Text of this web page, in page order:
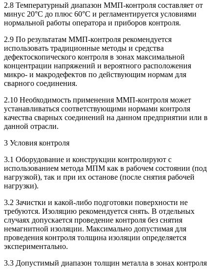
2.8 Температурный диапазон ММП-контроля составляет от
минус 20°С до плюс 60°С и регламентируется условиями
нормальной работы оператора и приборов контроля.
2.9 По результатам ММП-контроля рекомендуется
использовать традиционные методы и средства
дефектоскопического контроля в зонах максимальной
концентрации напряжений и вероятного расположения
микро- и макродефектов по действующим нормам для
сварного соединения.
2.10 Необходимость применения ММП-контроля может
устанавливаться соответствующими нормами контроля
качества сварных соединений на данном предприятии или в
данной отрасли.
3 Условия контроля
3.1 Оборудование и конструкции контролируют с
использованием метода МПМ как в рабочем состоянии (под
нагрузкой), так и при их останове (после снятия рабочей
нагрузки).
3.2 Зачистки и какой-либо подготовки поверхности не
требуются. Изоляцию рекомендуется снять. В отдельных
случаях допускается проведение контроля без снятия
немагнитной изоляции. Максимально допустимая для
проведения контроля толщина изоляции определяется
экспериментально.
3.3 Допустимый диапазон толщин металла в зонах контроля